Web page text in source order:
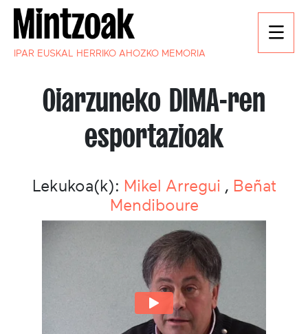
IPAR EUSKAL HERRIKO AHOZKO MEMORIA
Oiarzuneko DIMA-ren
esportazioak
Lekukoa(k): Mikel Arregui , Beñat
Mendiboure